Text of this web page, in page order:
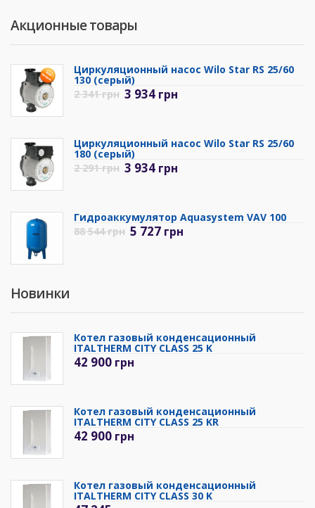
Акционные товары
Циркуляционный насос Wilo Star RS 25/60
130 (серый)
2 341грн 3 934 грн
Циркуляционный насос Wilo Star RS 25/60
180 (серый)
2 291грн 3 934 грн
Гидроаккумулятор Aquasystem VAV 100
88 544грн 5 727 грн
Новинки
Котел газовый конденсационный
ITALTHERM CITY CLASS 25 K
42 900 грн
Котел газовый конденсационный
ITALTHERM CITY CLASS 25 KR
42 900 грн
Котел газовый конденсационный
ITALTHERM CITY CLASS 30 K